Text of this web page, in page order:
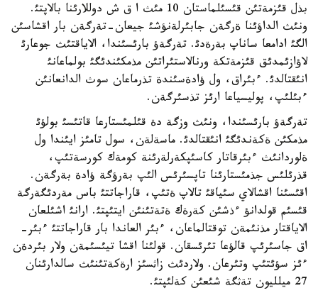
بذل قئزمةتئن قئسئلماستان 10 مئث ا ق ش دوللارئنا بالاپتئ.
ونئث الداؤئنا ةرگةن جابئرلةنؤشئ جيعان-تةرگةن بار اقشاسئن
الگئ ادامعا ساناپ بةرةدئ. تةرگةؤ بارئسئندا، الاياقتئث جوعارئ
لاؤازئمدئق قئزمةتكة ورنالاستئراتئن مذمكئندئگئ بولماعانئ
انئقتالدئ. ءبئراق، ول ؤادةسئندة تذرماعان سوث الدانعانئن
ءبئلئپ، پوليسياعا ارئز تذسئرگةن.
تةرگةؤ بارئسئندا، ونئث وزگة دة قئلمئستارعا قاتئسئ بولؤئ
مذمكئن ةكةندئگئ انئقتالدئ. ماسةلةن، سول تامئز ايئندا ول
ةلوردانئث ءبئرقاتار كاسئپكةرلةرئنة كومةك كورسةتئپ،
قذرئلئس جذمئستارئنا تاپسئرئس الئپ بةرؤگة ؤادة بةرگةن.
اقئسئنا اقشالاي سئياقئ تالاپ ةتئپ، قاراجاتتئ باس مةردئگةرگة
قئسئم قولدانؤ ءذشئن كةرةك ةتةتئنئن ايتئپتئ. ارانئ اشئلعان
الاياقتار مذنئمةن توقتالماعان، ءبئر العاندا بار قاراجاتتئ ءبئر-
اق جاسئرئپ قالؤعا تئرئسقان. قولئنا اقشا تيئسئمةن ولار بئردةن
ءئز سؤئتئپ وتئرعان. ولاردئث زاثسئز ارةكةتئنئث سالدارئنان
27 ميلليون تةثگة شئعئن كةلئپتئ.